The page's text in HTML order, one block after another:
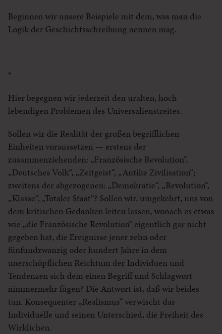
Beginnen wir unsere Beispiele mit dem, was man die
Logik der Geschichtsschreibung nennen mag.
*
Hier begegnen wir jederzeit den uralten, hoch
lebendigen Problemen des Universalienstreites.
Sollen wir die Realität der großen begrifflichen
Einheiten voraussetzen — erstens der
zusammenziehenden: „Französische Revolution“,
„Deutsches Volk“, „Zeitgeist“, „Antike Zivilisation“;
zweitens der abgezogenen: „Demokratie“, „Revolution“,
„Klasse“, „Totaler Staat“? Sollen wir, umgekehrt, uns von
dem kritischen Gedanken leiten lassen, wonach es etwas
wie „die Französische Revolution“ eigentlich gar nicht
gegeben hat, die Ereignisse jener zehn oder
fünfundzwanzig oder hundert Jahre in dem
unerschöpflichen Reichtum der Individuen und
Tendenzen sich dem einen Begriff und Schlagwort
nimmermehr fügen? Die Antwort ist, daß wir beides
tun. Konsequenter „Realismus“ verwischt das
Individuelle und seinen Unterschied, die Freiheit des
Wirklichen.